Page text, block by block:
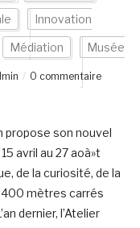
Innovation
Médiation Musée
0 commentaire
propose son nouvel
avril au 27 aoà»t
de la curiosité, de la
mètres carrés
dernier, l’Atelier